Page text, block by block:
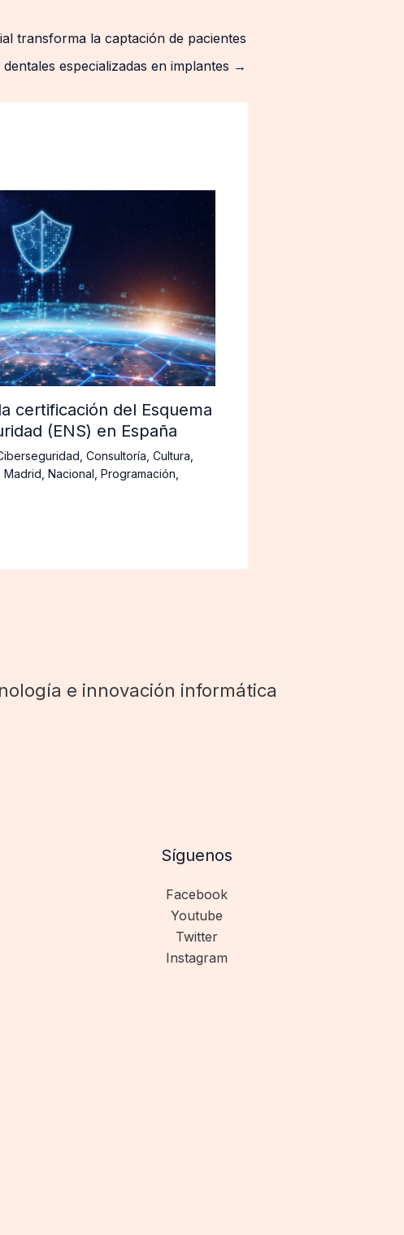
transforma la captación de pacientes
especializadas en implantes →
certificación del Esquema
(ENS) en España
Consultoría Cultura
Madrid Nacional Programación
e innovación informática
Síguenos
Facebook
Youtube
Twitter
Instagram